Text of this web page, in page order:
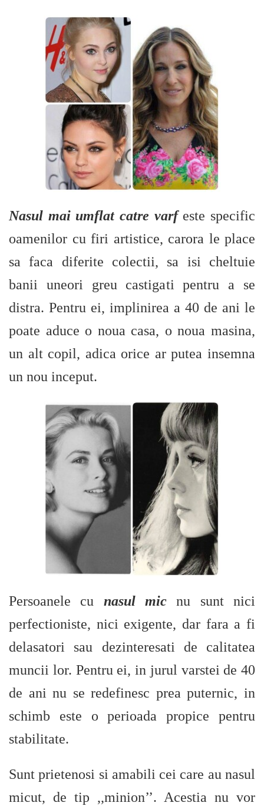
Nasul mai umflat catre varfeste specific
oamenilor cu firi artistice, carora le place
sa faca diferite colectii, sa isi cheltuie
banii uneori greu castigati pentru a se
distra. Pentru ei, implinirea a 40 de ani le
poate aduce o noua casa, o noua masina,
un alt copil, adica orice ar putea insemna
un nou inceput.
Persoanele cu nasul micnu sunt nici
perfectioniste, nici exigente, dar fara a fi
delasatori sau dezinteresati de calitatea
muncii lor. Pentru ei, in jurul varstei de 40
de ani nu se redefinesc prea puternic, in
schimb este o perioada propice pentru
stabilitate.
Sunt prietenosi si amabili cei care au nasul
micut, de tip ,,minion’’. Acestia nu vor